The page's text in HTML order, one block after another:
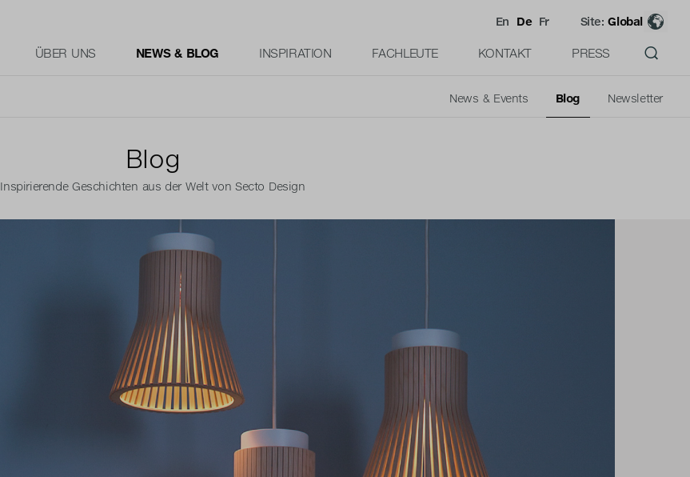
ÜBER UNS NEWS & BLOG INSPIRATION FACHLEUTE KONTAKT PRESS
En De Fr Site:Global
News & Events Blog Newsletter
Blog
Inspirierende Geschichten aus der Welt von Secto Design